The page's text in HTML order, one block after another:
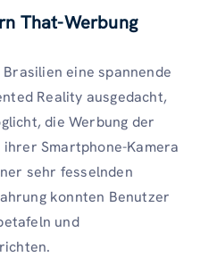
That-Werbung
eine spannende
Reality ausgedacht,
die Werbung der
Smartphone-Kamera
sehr fesselnden
konnten Benutzer
und